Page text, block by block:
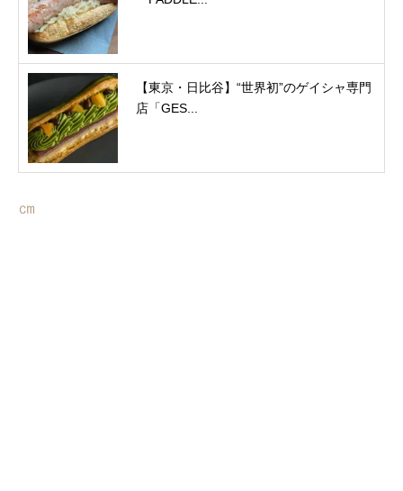
【東京・日比谷】“世界初”のゲイシャ専門
店「GES...
㎝